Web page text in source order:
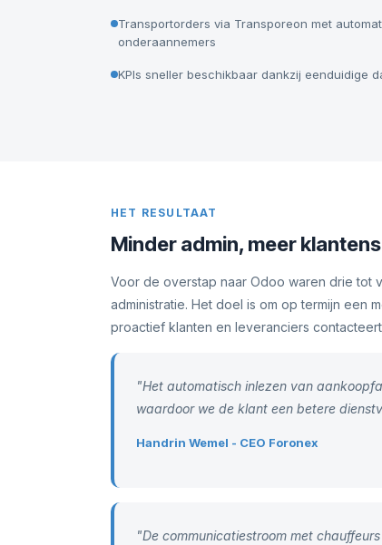
Transportorders via Transporeon met
onderaannemers
KPIs sneller beschikbaar dankzij eenduidige
HET RESULTAAT
Minder admin, meer
Voor de overstap naar Odoo waren drie tot
administratie. Het doel is om op termijn een
proactief klanten en leveranciers
"Het automatisch inlezen van
waardoor we de klant een betere
Handrin Wemel - CEO Foronex
"De communicatiestroom met